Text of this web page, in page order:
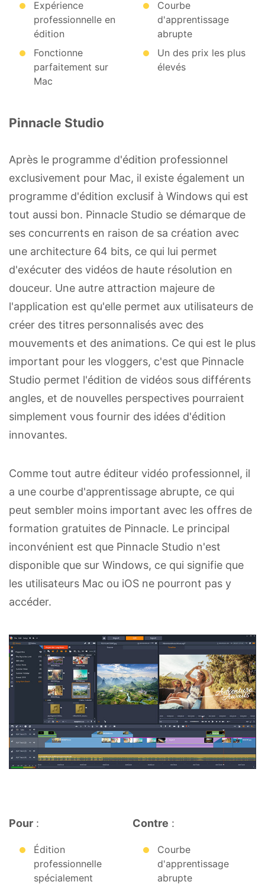
Expérience
professionnelle en
édition
Fonctionne
parfaitement sur
Mac
Courbe
d'apprentissage
abrupte
Un des prix les plus
élevés
Pinnacle Studio
Après le programme d'édition professionnel
exclusivement pour Mac, il existe également un
programme d'édition exclusif à Windows qui est
tout aussi bon. Pinnacle Studio se démarque de
ses concurrents en raison de sa création avec
une architecture 64 bits, ce qui lui permet
d'exécuter des vidéos de haute résolution en
douceur. Une autre attraction majeure de
l'application est qu'elle permet aux utilisateurs de
créer des titres personnalisés avec des
mouvements et des animations. Ce qui est le plus
important pour les vloggers, c'est que Pinnacle
Studio permet l'édition de vidéos sous différents
angles, et de nouvelles perspectives pourraient
simplement vous fournir des idées d'édition
innovantes.
Comme tout autre éditeur vidéo professionnel, il
a une courbe d'apprentissage abrupte, ce qui
peut sembler moins important avec les offres de
formation gratuites de Pinnacle. Le principal
inconvénient est que Pinnacle Studio n'est
disponible que sur Windows, ce qui signifie que
les utilisateurs Mac ou iOS ne pourront pas y
accéder.
Pour :
Édition
professionnelle
spécialement
Contre :
Courbe
d'apprentissage
abrupte